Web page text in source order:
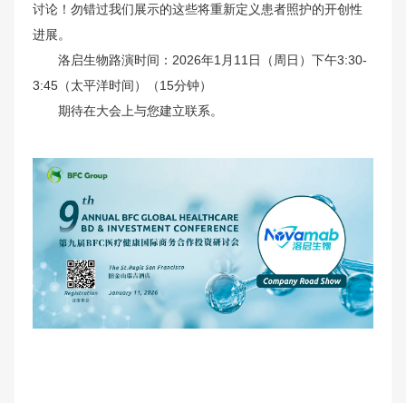
讨论！勿错过我们展示的这些将重新定义患者照护的开创性
进展。
洛启生物路演时间：2026年1月11日（周日）下午3:30-
3:45（太平洋时间）（15分钟）
期待在大会上与您建立联系。